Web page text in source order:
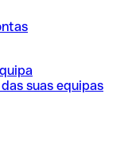
suas equipas